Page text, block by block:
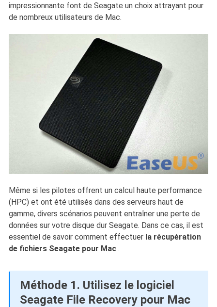
impressionnante font de Seagate un choix attrayant pour
de nombreux utilisateurs de Mac.
Même si les pilotes offrent un calcul haute performance
(HPC) et ont été utilisés dans des serveurs haut de
gamme, divers scénarios peuvent entraîner une perte de
données sur votre disque dur Seagate. Dans ce cas, il est
essentiel de savoir comment effectuer la récupération
de fichiers Seagate pour Mac .
Méthode 1. Utilisez le logiciel
Seagate File Recovery pour Mac